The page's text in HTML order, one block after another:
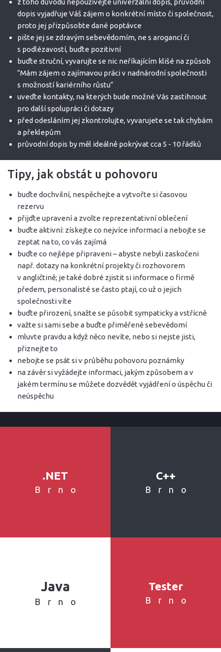
z toho důvodu nepoužívejte univerzální dopis, průvodní
dopis vyjadřuje Váš zájem o konkrétní místo či společnost,
proto jej přizpůsobte dané poptávce
pište jej se zdravým sebevědomím, ne s arogancí či
s podlézavostí, buďte pozitivní
buďte struční, vyvarujte se nic neříkajícím klišé na způsob
“Mám zájem o zajímavou práci v nadnárodní společnosti
s možností kariérního růstu“
uveďte kontakty, na kterých bude možné Vás zastihnout
pro další spolupráci či dotazy
před odesláním jej zkontrolujte, vyvarujete se tak chybám
a překlepům
průvodní dopis by měl ideálně pokrývat cca 5 - 10 řádků
Tipy, jak obstát u pohovoru
buďte dochvilní, nespěchejte a vytvořte si časovou
rezervu
přijďte upravení a zvolte reprezentativní oblečení
buďte aktivní: získejte co nejvíce informací a nebojte se
zeptat na to, co vás zajímá
buďte co nejlépe připraveni – abyste nebyli zaskočeni
např. dotazy na konkrétní projekty či rozhovorem
v angličtině; je také dobré zjistit si informace o firmě
předem, personalisté se často ptají, co už o jejich
společnosti víte
buďte přirození, snažte se působit sympaticky a vstřícně
važte si sami sebe a buďte přiměřeně sebevědomí
mluvte pravdu a když něco nevíte, nebo si nejste jisti,
přiznejte to
nebojte se psát si v průběhu pohovoru poznámky
na závěr si vyžádejte informaci, jakým způsobem a v
jakém termínu se můžete dozvědět vyjádření o úspěchu či
neúspěchu
.NET
Brno
C++
Brno
Java
Brno
Tester
Brno